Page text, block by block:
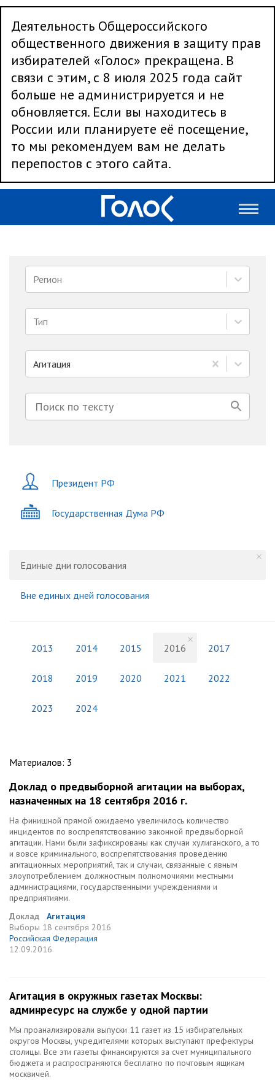
Деятельность Общероссийского
общественного движения в защиту прав
избирателей «Голос» прекращена. В
связи с этим, с 8 июля 2025 года сайт
больше не администрируется и не
обновляется. Если вы находитесь в
России или планируете её посещение,
то мы рекомендуем вам не делать
перепостов с этого сайта.
Регион
Тип
Агитация
Президент РФ
Государственная Дума РФ
Единые дни голосования
Вне единых дней голосования
2013 2014 2015 2016 2017
2018 2019 2020 2021 2022
2023 2024
Материалов: 3
Доклад о предвыборной агитации на выборах,
назначенных на 18 сентября 2016 г.
На финишной прямой ожидаемо увеличилось количество
инцидентов по воспрепятствованию законной предвыборной
агитации. Нами были зафиксированы как случаи хулиганского, а то
и вовсе криминального, воспрепятствования проведению
агитационных мероприятий, так и случаи, связанные с явным
злоупотреблением должностным полномочиями местными
администрациями, государственными учреждениями и
предприятиями.
Доклад
Агитация
Выборы 18 сентября 2016
Российская Федерация
12.09.2016
Агитация в окружных газетах Москвы:
админресурс на службе у одной партии
Мы проанализировали выпуски 11 газет из 15 избирательных
округов Москвы, учредителями которых выступают префектуры
столицы. Все эти газеты финансируются за счет муниципального
бюджета и распространяются бесплатно по почтовым ящикам
москвичей.